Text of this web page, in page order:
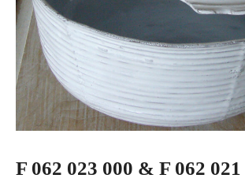
F 062 023 000 & F 062 021